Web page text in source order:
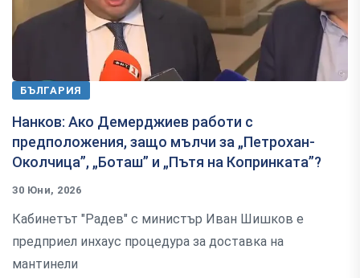
БЪЛГАРИЯ
Нанков: Ако Демерджиев работи с
предположения, защо мълчи за „Петрохан-
Околчица”, „Боташ” и „Пътя на Копринката”?
30 Юни, 2026
Кабинетът "Радев" с министър Иван Шишков е
предприел инхаус процедура за доставка на
мантинели